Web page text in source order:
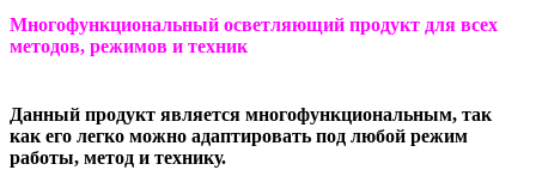
Многофункциональный осветляющий продукт для всех
методов, режимов и техник
Данный продукт является многофункциональ­ным, так
как его легко можно адаптировать под любой режим
работы, метод и технику.